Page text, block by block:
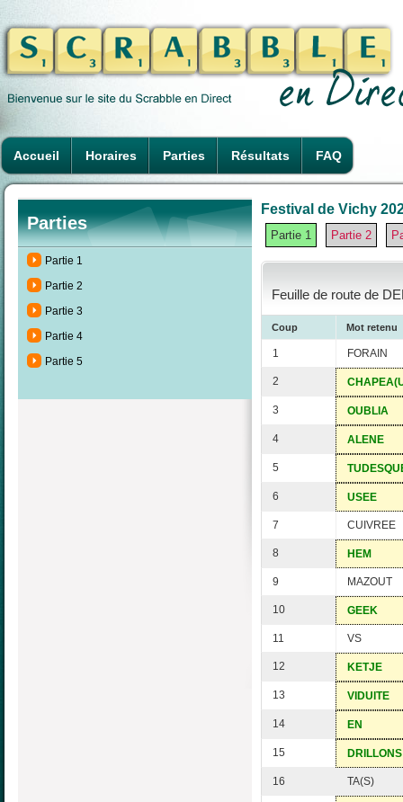
Accueil Horaires Parties Résultats FAQ
Parties
Partie 1
Partie 2
Partie 3
Partie 4
Partie 5
Festival de Vichy
Partie 1 Partie 2
Feuille de route de
Coup Mot retenu
1 FORAIN
2
3 OUBLIA
4 ALENE
5
6 USEE
7 CUIVREE
8 HEM
9 MAZOUT
10 GEEK
11 VS
12 KETJE
13 VIDUITE
14 EN
15 DRILLONS
16 TA(S)